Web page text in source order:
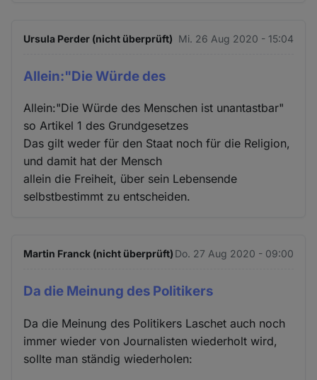
Ursula Perder (nicht überprüft) Mi. 26 Aug 2020 - 15:04
Allein:"Die Würde des
Allein:"Die Würde des Menschen ist unantastbar"
so Artikel 1 des Grundgesetzes
Das gilt weder für den Staat noch für die Religion,
und damit hat der Mensch
allein die Freiheit, über sein Lebensende
selbstbestimmt zu entscheiden.
Martin Franck (nicht überprüft) Do. 27 Aug 2020 - 09:00
Da die Meinung des Politikers
Da die Meinung des Politikers Laschet auch noch
immer wieder von Journalisten wiederholt wird,
sollte man ständig wiederholen: